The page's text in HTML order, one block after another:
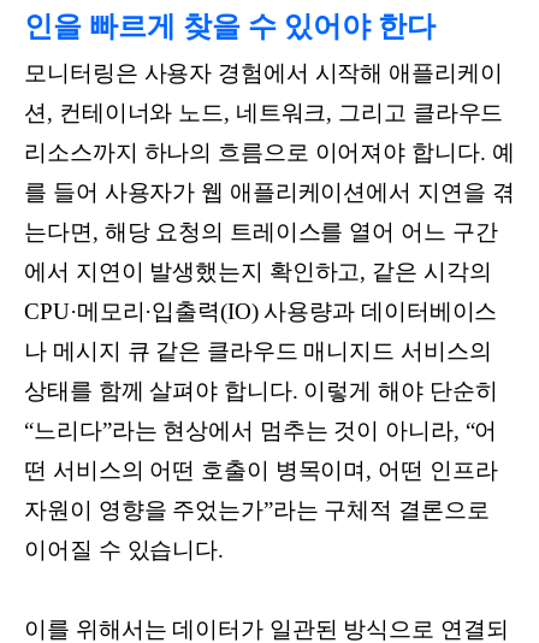
인을 빠르게 찾을 수 있어야 한다
모니터링은 사용자 경험에서 시작해 애플리케이
션, 컨테이너와 노드, 네트워크, 그리고 클라우드
리소스까지 하나의 흐름으로 이어져야 합니다. 예
를 들어 사용자가 웹 애플리케이션에서 지연을 겪
는다면, 해당 요청의 트레이스를 열어 어느 구간
에서 지연이 발생했는지 확인하고, 같은 시각의
CPU·메모리·입출력(IO) 사용량과 데이터베이스
나 메시지 큐 같은 클라우드 매니지드 서비스의
상태를 함께 살펴야 합니다. 이렇게 해야 단순히
“느리다”라는 현상에서 멈추는 것이 아니라, “어
떤 서비스의 어떤 호출이 병목이며, 어떤 인프라
자원이 영향을 주었는가”라는 구체적 결론으로
이어질 수 있습니다.
이를 위해서는 데이터가 일관된 방식으로 연결되